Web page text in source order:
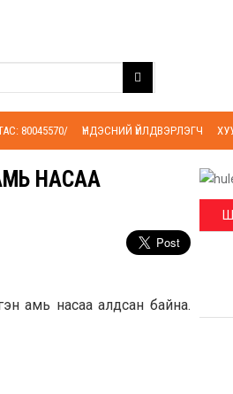
80045570/ ҮНДЭСНИЙ ҮЙЛДВЭРЛЭГЧ
НАСАА
амь насаа алдсан байна.